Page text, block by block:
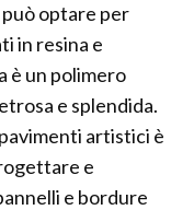
optare per
in resina e
è un polimero
e splendida.
artistici è
e
e bordure